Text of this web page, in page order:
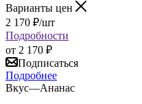
Варианты цен
2 170 ₽/шт
Подробности
от 2 170 ₽
Подписаться
Подробнее
Вкус—Ананас